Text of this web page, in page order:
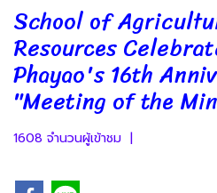
School of
Resources
Phayao's 16th
"Meeting of the
1608 จำนวนผู้เข้าชม |